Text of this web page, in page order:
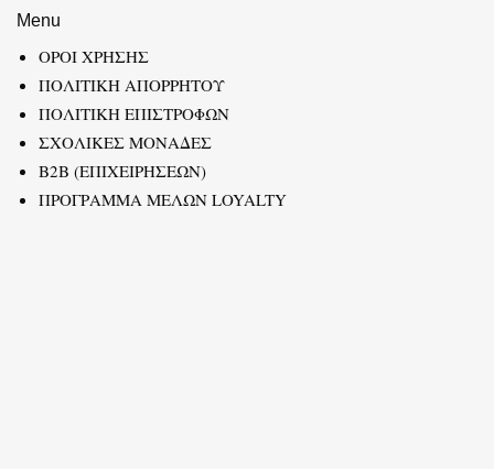
Menu
ΟΡΟΙ ΧΡΗΣΗΣ
ΠΟΛΙΤΙΚΗ ΑΠΟΡΡΗΤΟΥ
ΠΟΛΙΤΙΚΗ ΕΠΙΣΤΡΟΦΩΝ
ΣΧΟΛΙΚΕΣ ΜΟΝΑΔΕΣ
B2B (ΕΠΙΧΕΙΡΗΣΕΩΝ)
ΠΡΟΓΡΑΜΜΑ ΜΕΛΩΝ LOYALTY